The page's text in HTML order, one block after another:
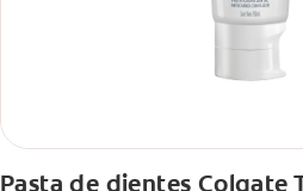
Pasta de dientes Colgate